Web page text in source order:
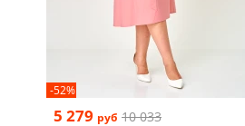
-52%
5 279 руб 10 033